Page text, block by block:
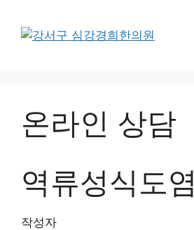
온라인 상담
역류성식도염
작성자